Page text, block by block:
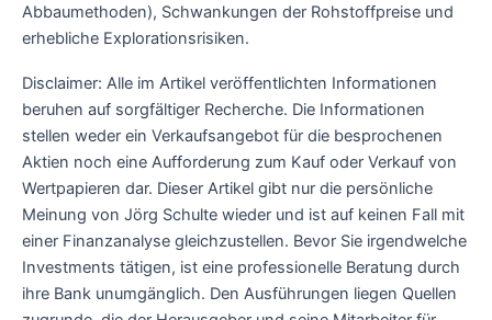
Abbaumethoden), Schwankungen der Rohstoffpreise und
erhebliche Explorationsrisiken.
Disclaimer: Alle im Artikel veröffentlichten Informationen
beruhen auf sorgfältiger Recherche. Die Informationen
stellen weder ein Verkaufsangebot für die besprochenen
Aktien noch eine Aufforderung zum Kauf oder Verkauf von
Wertpapieren dar. Dieser Artikel gibt nur die persönliche
Meinung von Jörg Schulte wieder und ist auf keinen Fall mit
einer Finanzanalyse gleichzustellen. Bevor Sie irgendwelche
Investments tätigen, ist eine professionelle Beratung durch
ihre Bank unumgänglich. Den Ausführungen liegen Quellen